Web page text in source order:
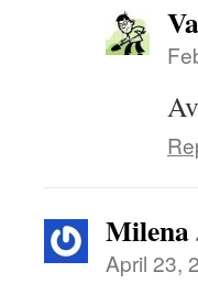
Milena
April 23,